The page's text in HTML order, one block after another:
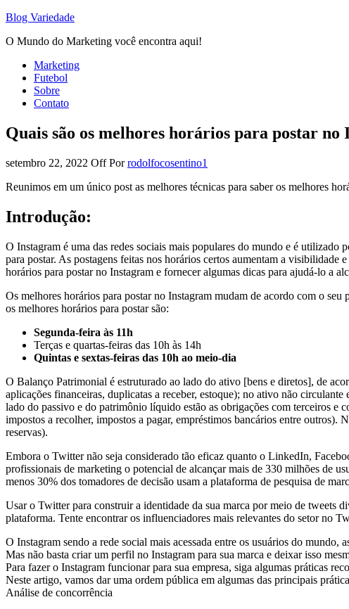
Blog Variedade
O Mundo do Marketing você encontra aqui!
Marketing
Futebol
Sobre
Contato
Quais são os melhores horários para postar no
setembro 22, 2022 OffPor rodolfocosentino1
Reunimos em um único post as melhores técnicas para saber os melhores
Introdução:
O Instagram é uma das redes sociais mais populares do mundo e é utilizado
para postar. As postagens feitas nos horários certos aumentam a visibilidade
horários para postar no Instagram e fornecer algumas dicas para ajudá-lo a
Os melhores horários para postar no Instagram mudam de acordo com o
os melhores horários para postar são:
Segunda-feira às 11h
Terças e quartas-feiras das 10h às 14h
Quintas e sextas-feiras das 10h ao meio-dia
O Balanço Patrimonial é estruturado ao lado do ativo [bens e diretos], de
aplicações financeiras, duplicatas a receber, estoque); no ativo não
lado do passivo e do patrimônio líquido estão as obrigações com terceiros e
impostos a recolher, impostos a pagar, empréstimos bancários entre
reservas).
Embora o Twitter não seja considerado tão eficaz quanto o LinkedIn,
profissionais de marketing o potencial de alcançar mais de 330 milhões de
menos 30% dos tomadores de decisão usam a plataforma de pesquisa de
Usar o Twitter para construir a identidade da sua marca por meio de tweets
plataforma. Tente encontrar os influenciadores mais relevantes do setor no
O Instagram sendo a rede social mais acessada entre os usuários do mundo,
Mas não basta criar um perfil no Instagram para sua marca e deixar isso
Para fazer o Instagram funcionar para sua empresa, siga algumas práticas
Neste artigo, vamos dar uma ordem pública em algumas das principais
Análise de concorrência